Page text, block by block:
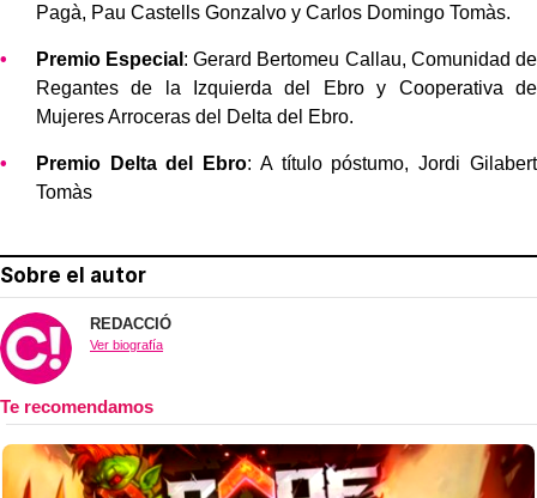
Pagà, Pau Castells Gonzalvo y Carlos Domingo Tomàs.
Premio Especial : Gerard Bertomeu Callau, Comunidad de
Regantes de la Izquierda del Ebro y Cooperativa de
Mujeres Arroceras del Delta del Ebro.
Premio Delta del Ebro: A título póstumo, Jordi Gilabert
Tomàs
Sobre el autor
REDACCIÓ
Ver biografía